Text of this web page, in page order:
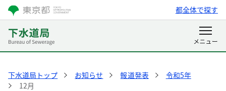
都全体で探す
下水道局トップ お知らせ 報道発表
令和5年
12月